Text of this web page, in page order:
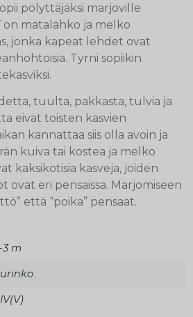
pölyttäjäksi marjoville
on matalahko ja melko
jonka kapeat lehdet ovat
Tyrni sopiikin
tuulta, pakkasta, tulvia ja
eivät toisten kasvien
kannattaa siis olla avoin ja
kuiva tai kostea ja melko
kaksikotisia kasveja, joiden
ovat eri pensaissa. Marjomiseen
että “poika” pensaat.
3 m